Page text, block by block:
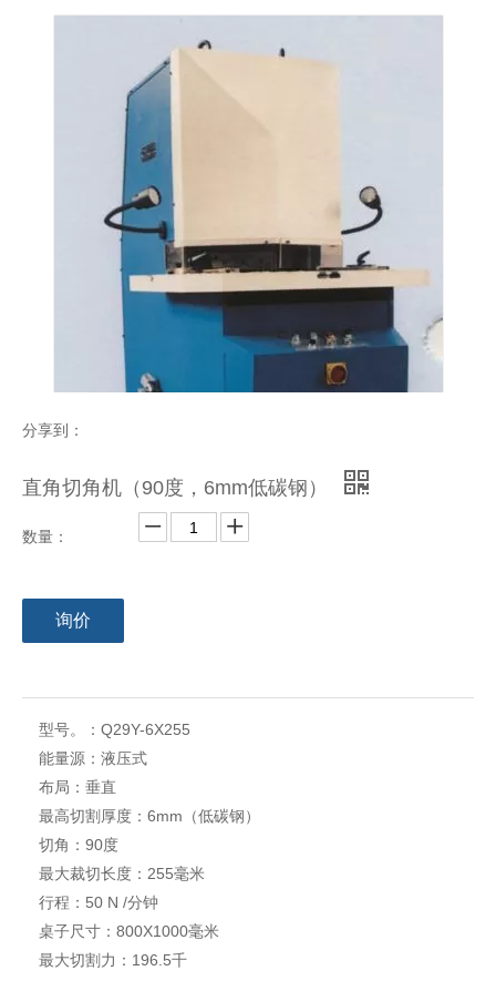
分享到：
直角切角机（90度，6mm低碳钢）
数量：
询价
型号。： Q29Y-6X255
能量源： 液压式
布局： 垂直
最高切割厚度： 6mm（低碳钢）
切角： 90度
最大裁切长度： 255毫米
行程： 50 N /分钟
桌子尺寸： 800X1000毫米
最大切割力： 196.5千